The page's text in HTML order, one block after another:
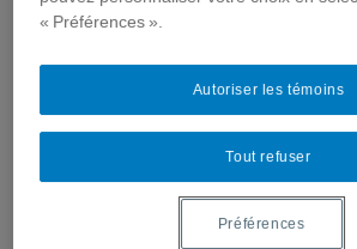
« Préférences ».
Tout refuser
Autoriser les témoins
Préférences